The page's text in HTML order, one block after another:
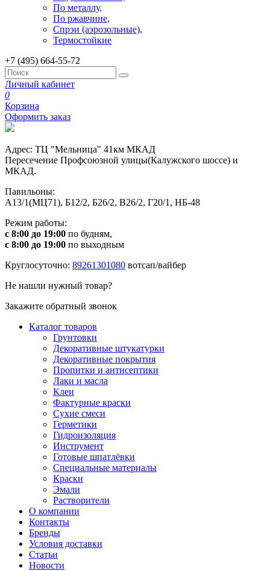
По металлу,
По ржавчине,
Спрэи (аэрозольные),
Термостойкие
+7 (495) 664-55-72
Личный кабинет
0
Корзина
Оформить заказ
Адрес: ТЦ "Мельница" 41км МКАД
Пересечение Профсоюзной улицы(Калужского шоссе) и
МКАД.
Павильоны:
А13/1(МЦ71), Б12/2, Б26/2, В26/2, Г20/1, НБ-48
Режим работы:
с 8:00 до 19:00 по будням,
с 8:00 до 19:00 по выходным
Круглосуточно: 89261301080 вотсап/вайбер
Не нашли нужный товар?
Закажите обратный звонок
Каталог товаров
Грунтовки
Декоративные штукатурки
Декоративные покрытия
Пропитки и антисептики
Лаки и масла
Клеи
Фактурные краски
Сухие смеси
Герметики
Гидроизоляция
Инструмент
Готовые шпатлёвки
Специальные материалы
Краски
Эмали
Растворители
О компании
Контакты
Бренды
Условия доставки
Статьи
Новости